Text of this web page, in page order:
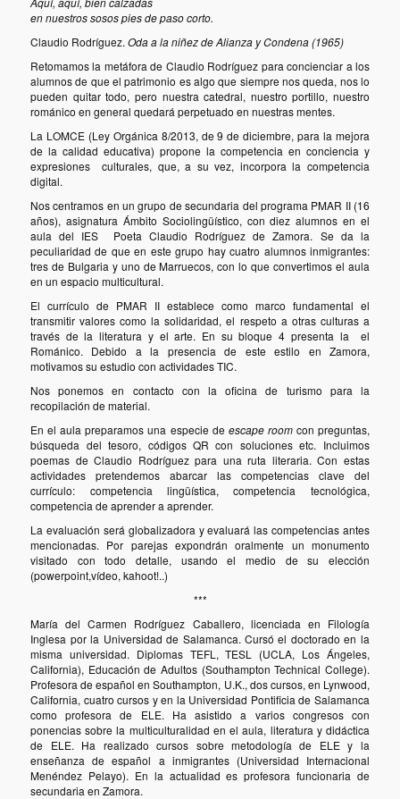
en nuestros sosos pies de paso corto.
Claudio Rodríguez.Oda a la niñez de Alianza y Condena (1965)
Retomamos la metáfora de Claudio Rodríguez para concienciar a los
alumnos de que el patrimonio es algo que siempre nos queda, nos lo
pueden quitar todo, pero nuestra catedral, nuestro portillo, nuestro
románico en general quedará perpetuado en nuestras mentes.
La LOMCE (Ley Orgánica 8/2013, de 9 de diciembre, para la mejora
de la calidad educativa) propone la competencia en conciencia y
expresiones culturales, que, a su vez, incorpora la competencia
digital.
Nos centramos en un grupo de secundaria del programa PMAR II (16
años), asignatura Ámbito Sociolingüístico, con diez alumnos en el
aula del IES Poeta Claudio Rodríguez de Zamora. Se da la
peculiaridad de que en este grupo hay cuatro alumnos inmigrantes:
tres de Bulgaria y uno de Marruecos, con lo que convertimos el aula
en un espacio multicultural.
El currículo de PMAR II establece como marco fundamental el
transmitir valores como la solidaridad, el respeto a otras culturas a
través de la literatura y el arte. En su bloque 4 presenta la el
Románico. Debido a la presencia de este estilo en Zamora,
motivamos su estudio con actividades TIC.
Nos ponemos en contacto con la oficina de turismo para la
recopilación de material.
En el aula preparamos una especie de escape roomcon preguntas,
búsqueda del tesoro, códigos QR con soluciones etc. Incluimos
poemas de Claudio Rodríguez para una ruta literaria. Con estas
actividades pretendemos abarcar las competencias clave del
currículo: competencia lingüística, competencia tecnológica,
competencia de aprender a aprender.
La evaluación será globalizadora y evaluará las competencias antes
mencionadas. Por parejas expondrán oralmente un monumento
visitado con todo detalle, usando el medio de su elección
(powerpoint,vídeo, kahoot!..)
***
María del Carmen Rodríguez Caballero, licenciada en Filología
Inglesa por la Universidad de Salamanca. Cursó el doctorado en la
misma universidad. Diplomas TEFL, TESL (UCLA, Los Ángeles,
California), Educación de Adultos (Southampton Technical College).
Profesora de español en Southampton, U.K., dos cursos, en Lynwood,
California, cuatro cursos y en la Universidad Pontificia de Salamanca
como profesora de ELE. Ha asistido a varios congresos con
ponencias sobre la multiculturalidad en el aula, literatura y didáctica
de ELE. Ha realizado cursos sobre metodología de ELE y la
enseñanza de español a inmigrantes (Universidad Internacional
Menéndez Pelayo). En la actualidad es profesora funcionaria de
secundaria en Zamora.